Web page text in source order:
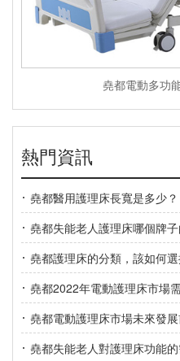
堯都電動多功
熱門資訊
堯都醫用護理床長寬是多少？
堯都失能老人護理床哪個牌
堯都護理床的分類，該如何
堯都2022年電動護理床市場
堯都電動護理床市場未來發
堯都失能老人對護理床功能